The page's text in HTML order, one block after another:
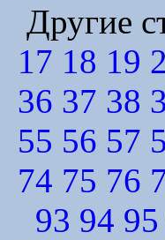
Другие
17 18 19
36 37 38
55 56 57
74 75 76
93 94 95